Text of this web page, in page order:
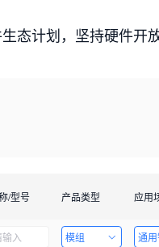
态计划，坚持硬件开
/型号 产品类型 应用
模组 通